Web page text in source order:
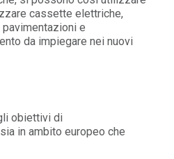
cassette elettriche,
e
da impiegare nei nuovi
obiettivi di
in ambito europeo che